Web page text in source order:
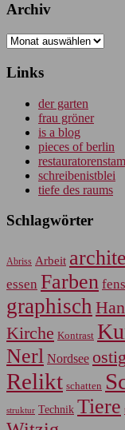
Archiv
Archiv
Links
der garten
frau gröner
is a blog
pieces of berlin
schreibenistblei
tiefe des raums
Schlagwörter
Abriss Arbeit
essen Farben
graphisch
Kirche Kontrast
Nerl Nordsee ostig
Relikt schatten
struktur Technik Tiere